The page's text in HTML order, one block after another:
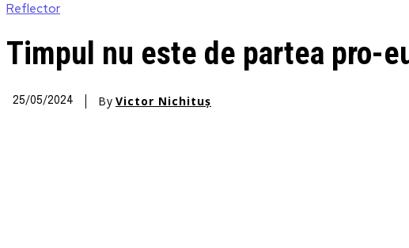
Reflector
Timpul nu este de partea pro-
25/05/2024 By Victor Nichituș